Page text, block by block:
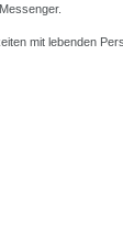
mit lebenden